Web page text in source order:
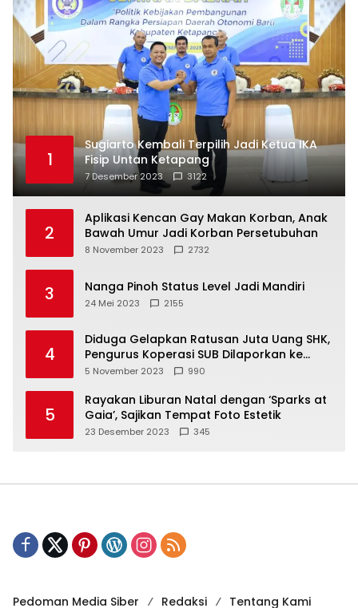
1
Sugiarto Kembali Terpilih Jadi Ketua IKA
Fisip Untan Ketapang
7 Desember 2023 3122
2
Aplikasi Kencan Gay Makan Korban, Anak
Bawah Umur Jadi Korban Persetubuhan
8 November 2023 2732
3 Nanga Pinoh Status Level Jadi Mandiri
24 Mei 2023 2155
4
Diduga Gelapkan Ratusan Juta Uang SHK,
Pengurus Koperasi SUB Dilaporkan ke
Polisi
5 November 2023 990
5
Rayakan Liburan Natal dengan ‘Sparks at
Gaia’, Sajikan Tempat Foto Estetik
23 Desember 2023 345
Pedoman Media Siber Redaksi Tentang Kami